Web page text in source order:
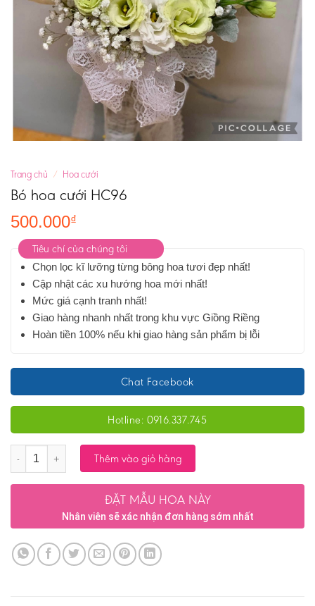
Trang chủ / Hoa cưới
Bó hoa cưới HC96
500.000₫
Tiêu chí của chúng tôi
Chọn lọc kĩ lưỡng từng bông hoa tươi đẹp nhất!
Cập nhật các xu hướng hoa mới nhất!
Mức giá cạnh tranh nhất!
Giao hàng nhanh nhất trong khu vực Giồng Riềng
Hoàn tiền 100% nếu khi giao hàng sản phẩm bị lỗi
Chat Facebook
Hotline: 0916.337.745
Số lượng Thêm vào giỏ hàng
ĐẶT MẪU HOA NÀY
Nhân viên sẽ xác nhận đơn hàng sớm nhất